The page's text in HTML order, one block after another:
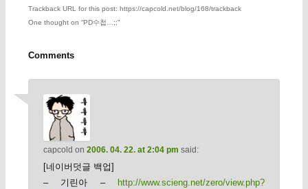
Trackback URL for this post: https://capcold.net/blog/168/trackback
One thought on “PD수첩…;;”
Comments
capcold on 2006. 04. 22. at 2:04 pm said:
[네이버덧글 백업]
– 기린아 –
http://www.scieng.net/zero/view.php?